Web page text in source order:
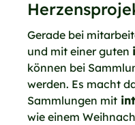
Gerade bei
und mit einer guten
können bei
werden. Es macht
Sammlungen mit
wie einem